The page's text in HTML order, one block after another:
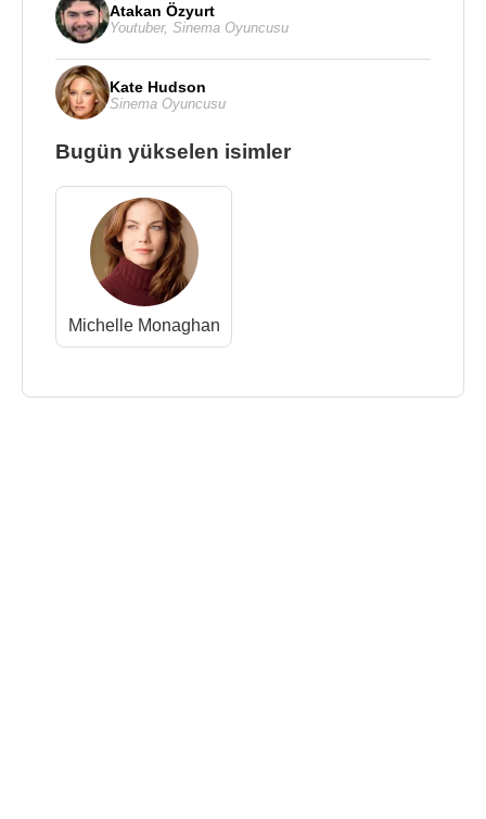
Atakan Özyurt
Youtuber, Sinema Oyuncusu
Kate Hudson
Sinema Oyuncusu
Bugün yükselen isimler
Michelle Monaghan